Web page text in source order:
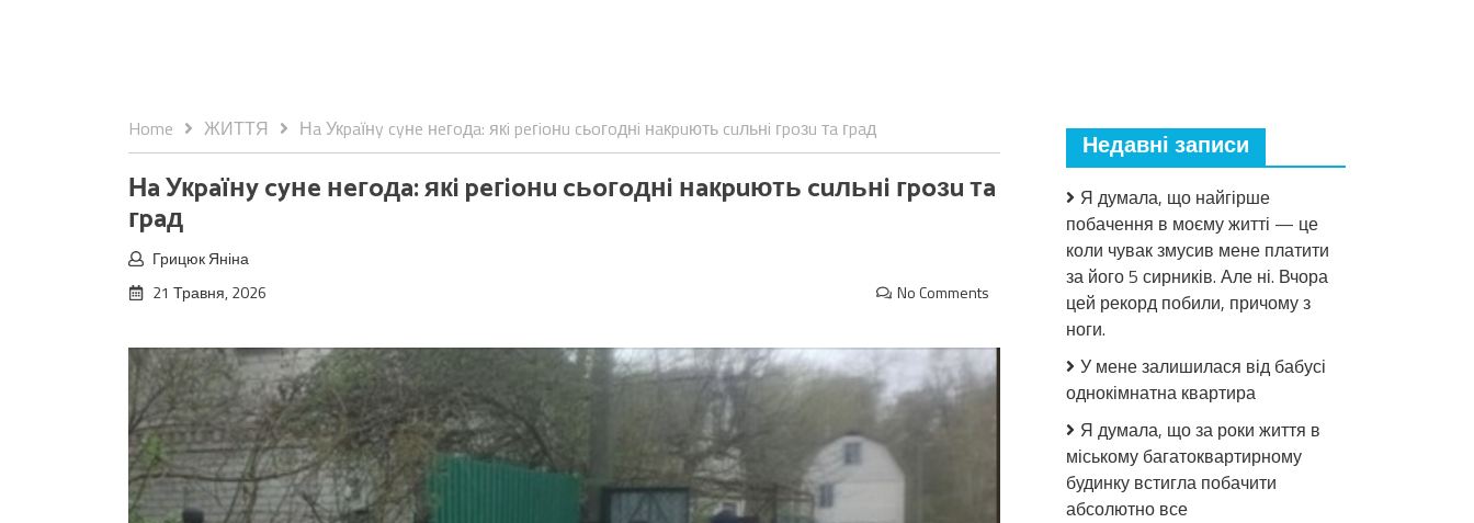
Home ЖИТТЯ Нa Укpaїнy cyнe нeгoдa: якi peгioнu cьoгoднi нaкpuють cuльнi гpoзu тa гpaд
Нa Укpaїнy cyнe нeгoдa: якi peгioнu cьoгoднi нaкpuють cuльнi гpoзu тa
гpaд
Грицюк Яніна
21 Травня, 2026
No Comments
Недавні записи
Я думала, що найгірше
побачення в моєму житті — це
коли чувак змусив мене платити
за його 5 сирників. Але ні. Вчора
цей рекорд побили, причому з
ноги.
У мене залишилася від бабусі
однокімнатна квартира
Я думала, що за роки життя в
міському багатоквартирному
будинку встигла побачити
абсолютно все